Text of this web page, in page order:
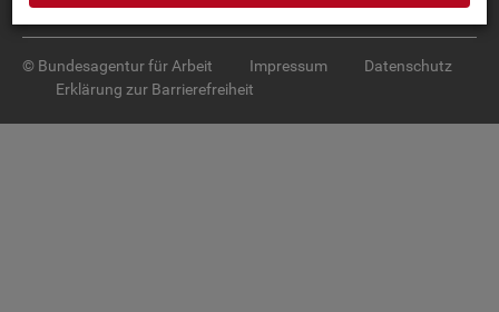
SER­VICE
© Bundesagentur für Arbeit Impressum
Datenschutz
Erklärung zur Barrierefreiheit